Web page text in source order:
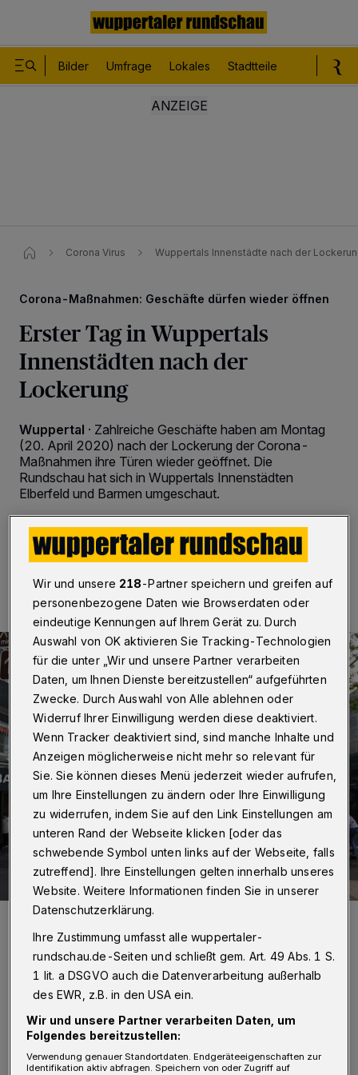
Bilder Umfrage Lokales Stadtteile
Corona Virus Wuppertals Innenstädte nach der
Corona-Maßnahmen: Geschäfte dürfen wieder öffnen
Erster Tag in Wuppertals
Innenstädten nach der
Lockerung
Wuppertal · Zahlreiche Geschäfte haben am Montag
(20. April 2020) nach der Lockerung der Corona-
Maßnahmen ihre Türen wieder geöffnet. Die
Rundschau hat sich in Wuppertals Innenstädten
Elberfeld und Barmen umgeschaut.
20.04.2020 , 16:46 Uhr 2 Minuten Lesezeit
In der Elberfelder Innenstat war am Montag (20. April 2020) mehr los
Kunden empfangen.
Foto: Wuppertaler Rundschau
Von Milka Vidovic und Hannah Florian
Wir und unsere 218-Partner speichern und greifen auf
personenbezogene Daten wie Browserdaten oder
eindeutige Kennungen auf Ihrem Gerät zu. Durch
Auswahl von OK aktivieren Sie Tracking-Technologien
für die unter „Wir und unsere Partner verarbeiten
Daten, um Ihnen Dienste bereitzustellen“ aufgeführten
Zwecke. Durch Auswahl von Alle ablehnen oder
Widerruf Ihrer Einwilligung werden diese deaktiviert.
Wenn Tracker deaktiviert sind, sind manche Inhalte und
Anzeigen möglicherweise nicht mehr so relevant für
Sie. Sie können dieses Menü jederzeit wieder aufrufen,
um Ihre Einstellungen zu ändern oder Ihre Einwilligung
zu widerrufen, indem Sie auf den Link Einstellungen am
unteren Rand der Webseite klicken [oder das
schwebende Symbol unten links auf der Webseite, falls
zutreffend]. Ihre Einstellungen gelten innerhalb unseres
Website. Weitere Informationen finden Sie in unserer
Datenschutzerklärung.
Ihre Zustimmung umfasst alle wuppertaler-
rundschau.de-Seiten und schließt gem. Art. 49 Abs. 1 S.
1 lit. a DSGVO auch die Datenverarbeitung außerhalb
des EWR, z.B. in den USA ein.
Wir und unsere Partner verarbeiten Daten, um
Folgendes bereitzustellen:
Verwendung genauer Standortdaten. Endgeräteeigenschaften zur
Identifikation aktiv abfragen. Speichern von oder Zugriff auf